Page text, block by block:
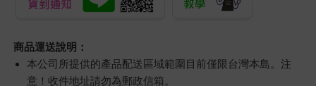
雙色蝦米_三層防護口
罩（2入）
日本ROHTO樂敦-
HADALABO肌研極潤